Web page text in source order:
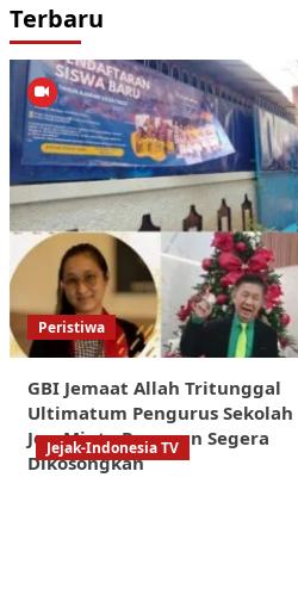
Terbaru
Peristiwa
GBI Jemaat Allah Tritunggal
Ultimatum Pengurus Sekolah
Joy, Minta Ruangan Segera
Dikosongkan
Jejak-Indonesia TV